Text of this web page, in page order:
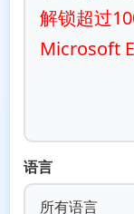
解锁超过
Microsoft
语言
所有语言